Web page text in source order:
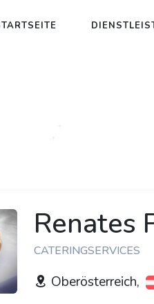
Renates
CATERINGSERVICES
Oberösterreich,